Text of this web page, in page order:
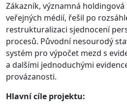
Zákazník, významná
veřejných médií, řešil po
restrukturalizaci sjednocení
procesů. Původní nesourodý
systém pro výpočet mezd s
a dalšími jednoduchými
provázanosti.
Hlavní cíle projektu: